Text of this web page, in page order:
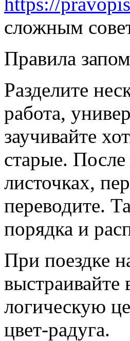
сложным
Правила
Разделите
работа,
заучивайте
старые.
листочках,
переводите.
порядка и
При поездке
выстраивайте
логическую
цвет-радуга.